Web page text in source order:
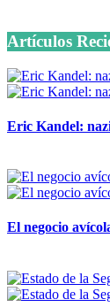
Artículos
Eric Kandel:
El negocio